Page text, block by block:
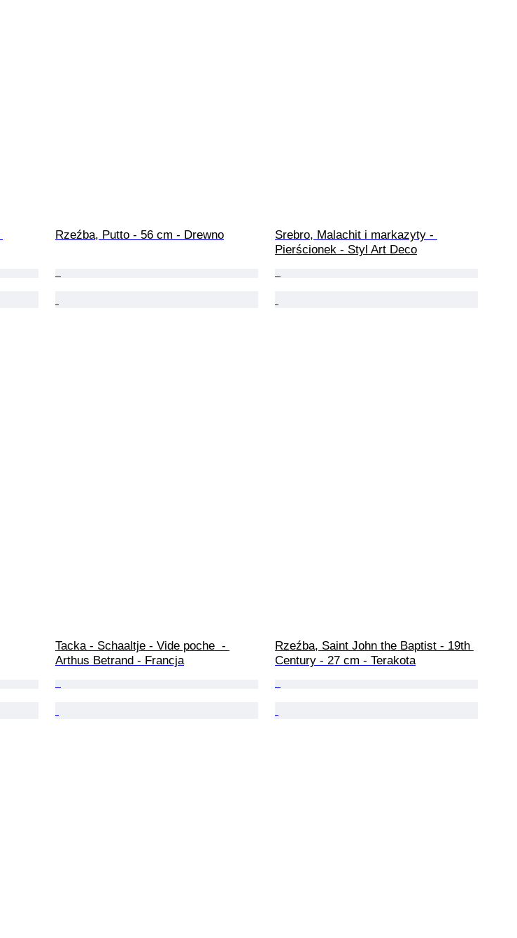
Rzeźba, Putto - 56 cm - Drewno
Srebro, Malachit i markazyty -
Pierścionek - Styl Art Deco
Tacka - Schaaltje - Vide poche  -
Arthus Betrand - Francja
Rzeźba, Saint John the Baptist - 19th
Century - 27 cm - Terakota